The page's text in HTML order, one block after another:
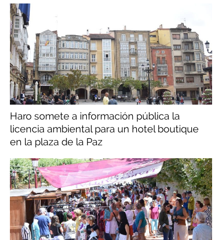
Haro somete a información pública la
licencia ambiental para un hotel boutique
en la plaza de la Paz